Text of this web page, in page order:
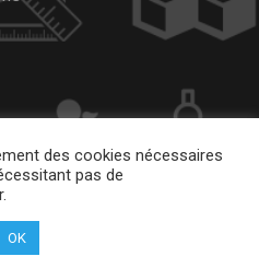
des cookies nécessaires
pas de
OK